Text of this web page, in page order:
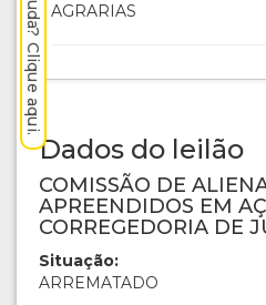
AGRARIAS
Dados do leilão
COMISSÃO DE
APREENDIDOS EM
CORREGEDORIA DE
Situação:
ARREMATADO